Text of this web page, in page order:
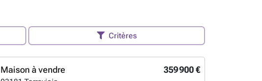
Critères
359 900 €
Maison à vendre